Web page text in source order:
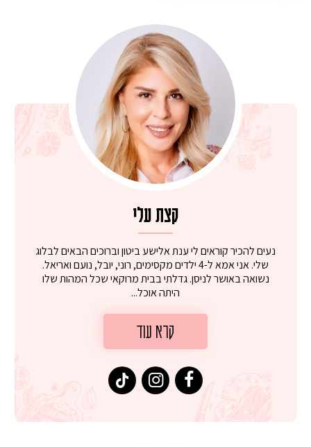
קצת עלי
נעים להכיר קוראים לי ענת אלישע ביטון וברוכים הבאים לבלוג
שלי. אני אמא ל-4 ילדים מקסימים, רוני, יובל, נועם ואריאל.
נשואה באושר לניסן. גדלתי בבית מרוקאי שכל המהות שלו
היתה אוכל...
קרא עוד